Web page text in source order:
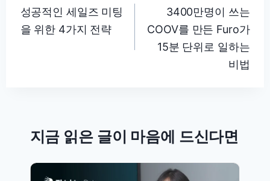
탐
색
성공적인 세일즈 미팅
을 위한 4가지 전략
3400만명이 쓰는
COOV를 만든 Furo가
15분 단위로 일하는
비법
지금 읽은 글이 마음에 드신다면